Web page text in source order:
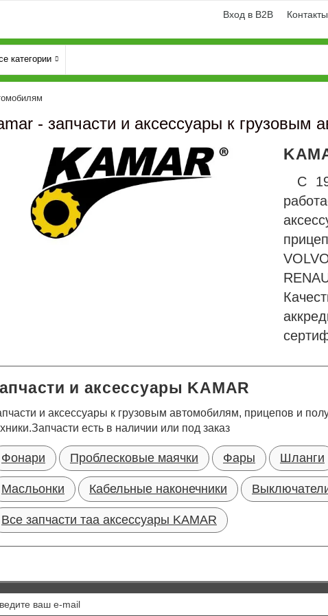
Вход в B2B Контакты
категории
- запчаcти и аксессуары к грузовым
С
и аксессуары KAMAR
и аксессуары к грузовым автомобилям, прицепов и
есть в наличии или под заказ
Фонари Проблесковые маячки Фары Шланги
Масльонки Кабельные наконечники
Все запчасти таа аксессуары KAMAR